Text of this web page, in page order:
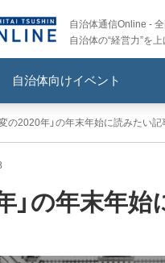
自治体通信Online - 全
自治体の“経営力”を
自治体向けイベント
変の2020年」の年末年始に読みたい記
」の年末年